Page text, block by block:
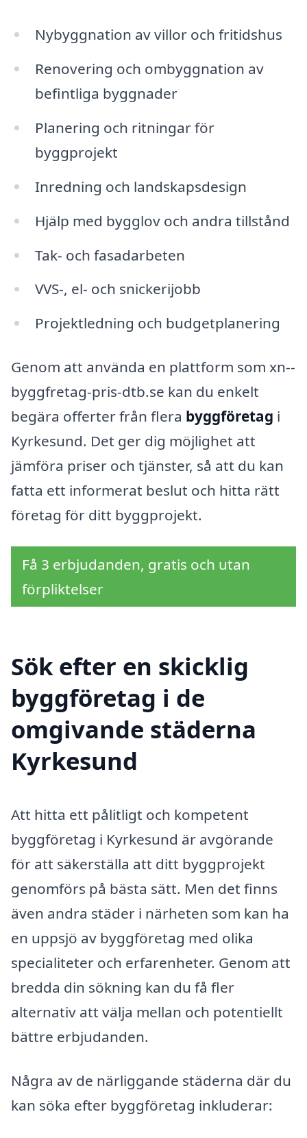
Nybyggnation av villor och fritidshus
Renovering och ombyggnation av
befintliga byggnader
Planering och ritningar för
byggprojekt
Inredning och landskapsdesign
Hjälp med bygglov och andra tillstånd
Tak- och fasadarbeten
VVS-, el- och snickerijobb
Projektledning och budgetplanering
Genom att använda en plattform som xn--
byggfretag-pris-dtb.se kan du enkelt
begära offerter från flera byggföretag i
Kyrkesund. Det ger dig möjlighet att
jämföra priser och tjänster, så att du kan
fatta ett informerat beslut och hitta rätt
företag för ditt byggprojekt.
Få 3 erbjudanden, gratis och utan
förpliktelser
Sök efter en skicklig
byggföretag i de
omgivande städerna
Kyrkesund
Att hitta ett pålitligt och kompetent
byggföretag i Kyrkesund är avgörande
för att säkerställa att ditt byggprojekt
genomförs på bästa sätt. Men det finns
även andra städer i närheten som kan ha
en uppsjö av byggföretag med olika
specialiteter och erfarenheter. Genom att
bredda din sökning kan du få fler
alternativ att välja mellan och potentiellt
bättre erbjudanden.
Några av de närliggande städerna där du
kan söka efter byggföretag inkluderar: